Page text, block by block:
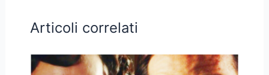
Articoli correlati